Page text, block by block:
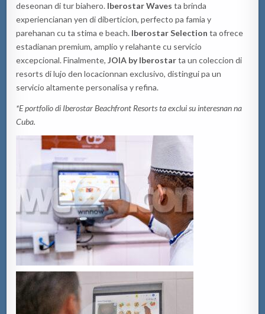
deseonan di tur biahero. Iberostar Waves ta brinda
experiencianan yen di diberticion, perfecto pa famia y
parehanan cu ta stima e beach. Iberostar Selection ta ofrece
estadianan premium, amplio y relahante cu servicio
excepcional. Finalmente,JOIA by Iberostarta un coleccion di
resorts di lujo den locacionnan exclusivo, distingui pa un
servicio altamente personalisa y refina.
*E portfolio di Iberostar Beachfront Resorts ta exclui su interesnan na
Cuba.